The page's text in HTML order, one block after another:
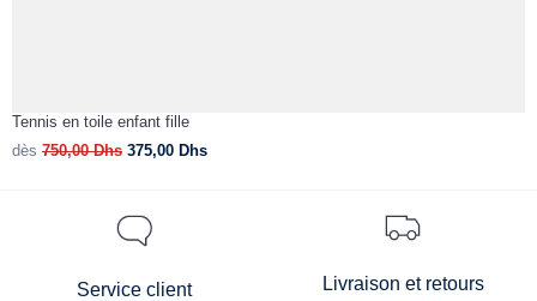
Tennis en toile enfant fille
dès 750,00Dhs 375,00 Dhs
Service client Livraison et retours